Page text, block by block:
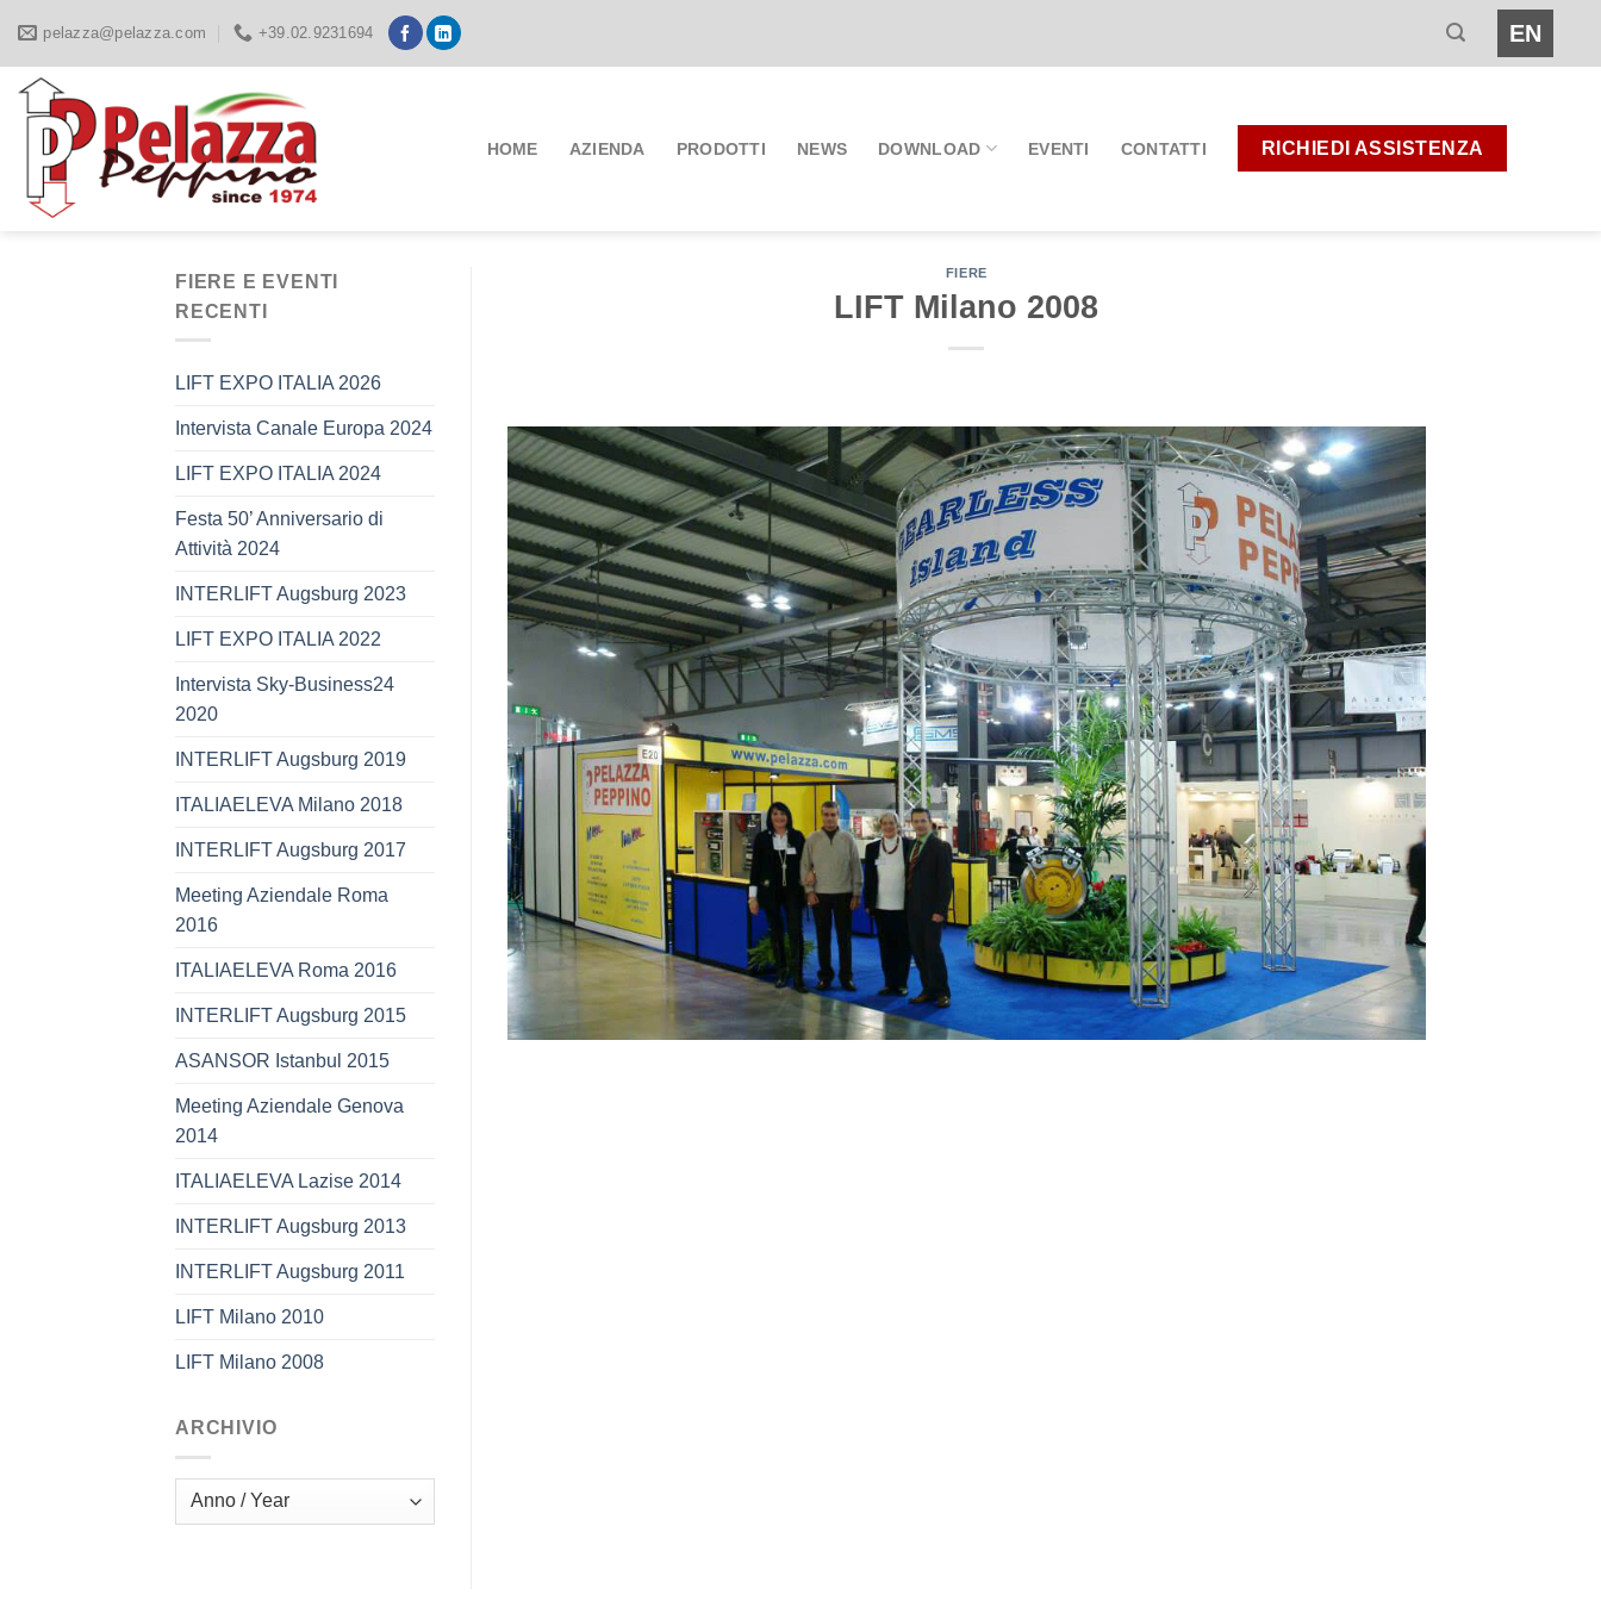
content
pelazza@pelazza.com +39.02.9231694 EN
HOME AZIENDA PRODOTTI NEWS DOWNLOAD EVENTI CONTATTI RICHIEDI ASSISTENZA
FIERE E EVENTI
RECENTI
LIFT EXPO ITALIA 2026
Intervista Canale Europa 2024
LIFT EXPO ITALIA 2024
Festa 50’ Anniversario di
Attività 2024
INTERLIFT Augsburg 2023
LIFT EXPO ITALIA 2022
Intervista Sky-Business24
2020
INTERLIFT Augsburg 2019
ITALIAELEVA Milano 2018
INTERLIFT Augsburg 2017
Meeting Aziendale Roma
2016
ITALIAELEVA Roma 2016
INTERLIFT Augsburg 2015
ASANSOR Istanbul 2015
Meeting Aziendale Genova
2014
ITALIAELEVA Lazise 2014
INTERLIFT Augsburg 2013
INTERLIFT Augsburg 2011
LIFT Milano 2010
LIFT Milano 2008
ARCHIVIO
FIERE
LIFT Milano 2008